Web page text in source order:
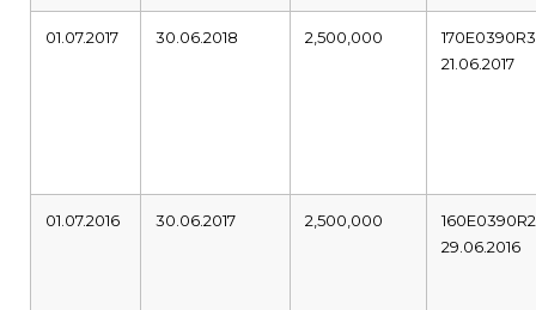
01.07.2017 30.06.2018 2,500,000
21.06.2017
01.07.2016 30.06.2017 2,500,000
29.06.2016